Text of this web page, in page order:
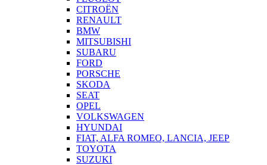
CITROËN
RENAULT
BMW
MITSUBISHI
SUBARU
FORD
PORSCHE
SKODA
SEAT
OPEL
VOLKSWAGEN
HYUNDAI
FIAT, ALFA ROMEO, LANCIA, JEEP
TOYOTA
SUZUKI